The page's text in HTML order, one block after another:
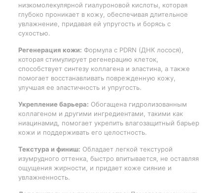
низкомолекулярной гиалуроновой кислоты, которая
глубоко проникает в кожу, обеспечивая длительное
увлажнение, придавая ей упругость и борясь с
сухостью.
Регенерация кожи: Формула с PDRN (ДНК лосося),
которая стимулирует регенерацию клеток,
способствует синтезу коллагена и эластина, а также
помогает восстанавливать поврежденную кожу,
улучшая ее эластичность и упругость.
Укрепление барьера: Обогащена гидролизованным
коллагеном и другими ингредиентами, такими как
ниацинамид, помогает укрепить влагозащитный барьер
кожи и поддерживать его целостность.
Текстура и финиш: Обладает легкой текстурой
изумрудного оттенка, быстро впитывается, не оставляя
ощущения жирности, и придает коже сияние и
увлажненность.